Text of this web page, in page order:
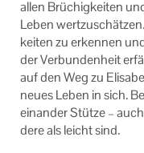
allen Brü­chig­kei­ten
Leben
kei­ten zu er­ken­nen
der Ver­bun­den­heit
auf den Weg zu
neues Leben in sich.
ein­an­der Stüt­ze –
de­re als leicht sind.